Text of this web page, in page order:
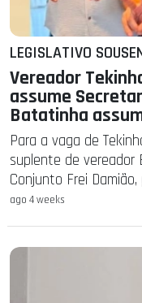
LEGISLATIVO
Vereador
assume
Batatinha
Para a vaga de
suplente de vereador
Conjunto Frei
ago 4 weeks